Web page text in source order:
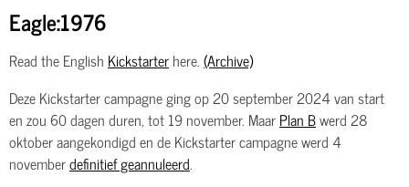
Eagle:1976
Read the English Kickstarterhere.(Archive)
Deze Kickstarter campagne ging op 20 september 2024 van start
en zou 60 dagen duren, tot 19 november. MaarPlan Bwerd 28
oktober aangekondigd en de Kickstarter campagne werd 4
novemberdefinitief geannuleerd.